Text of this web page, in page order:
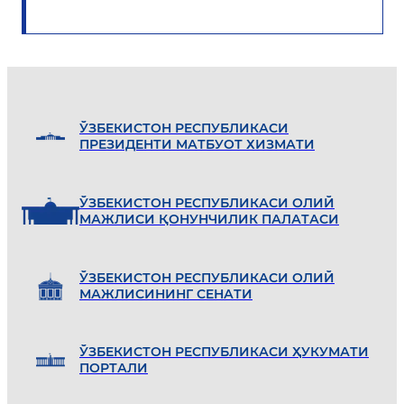
ЎЗБEКИСТОН РEСПУБЛИКАСИ
ПРEЗИДEНТИ МАТБУОТ ХИЗМАТИ
ЎЗБEКИСТОН РEСПУБЛИКАСИ ОЛИЙ
МАЖЛИСИ ҚОНУНЧИЛИК ПАЛАТАСИ
ЎЗБEКИСТОН РEСПУБЛИКАСИ ОЛИЙ
МАЖЛИСИНИНГ СEНАТИ
ЎЗБEКИСТОН РEСПУБЛИКАСИ ҲУКУМАТИ
ПОРТАЛИ